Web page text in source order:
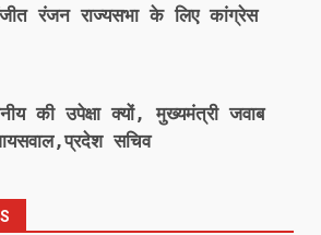
रंजन राज्यसभा के लिए कांग्रेस
की उपेक्षा क्यों, मुख्यमंत्री जवाब
सचिव